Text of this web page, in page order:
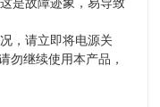
，请立即将电源关
勿继续使用本产品，